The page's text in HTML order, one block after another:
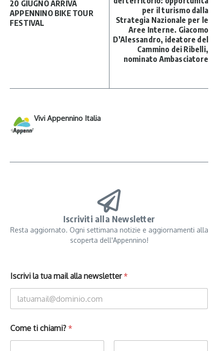
20 GIUGNO ARRIVA
APPENNINO BIKE TOUR
FESTIVAL
per il turismo dalla
Strategia Nazionale per le
Aree Interne. Giacomo
D’Alessandro, ideatore del
Cammino dei Ribelli,
nominato Ambasciatore
Vivi Appennino Italia
Iscriviti alla Newsletter
Resta aggiornato. Ogni settimana notizie e aggiornamenti alla
scoperta dell'Appennino!
Iscrivi la tua mail alla newsletter*
Come ti chiami? *